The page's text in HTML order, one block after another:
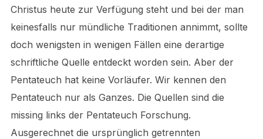
Christus heute zur Verfügung steht und bei der man
keinesfalls nur mündliche Traditionen annimmt, sollte
doch wenigsten in wenigen Fällen eine derartige
schriftliche Quelle entdeckt worden sein. Aber der
Pentateuch hat keine Vorläufer. Wir kennen den
Pentateuch nur als Ganzes. Die Quellen sind die
missing links der Pentateuch Forschung.
Ausgerechnet die ursprünglich getrennten